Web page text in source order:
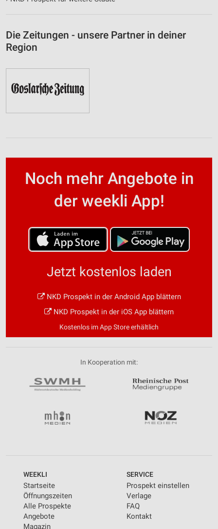
Die Zeitungen - unsere Partner in deiner
Region
Noch mehr Angebote in
der weekli App!
Jetzt kostenlos laden
NKD Prospekt in der Android App blättern
NKD Prospekt in der iOS App blättern
Kostenlos im App Store erhältlich
In Kooperation mit:
WEEKLI
Startseite
Öffnungszeiten
Alle Prospekte
Angebote
Magazin
SERVICE
Prospekt einstellen
Verlage
FAQ
Kontakt